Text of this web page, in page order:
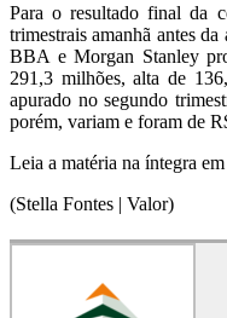
Para o resultado final da
trimestrais amanhã antes
BBA e Morgan Stanley
291,3 milhões, alta de
apurado no segundo
porém, variam e foram de
Leia a matéria na íntegra em
(Stella Fontes | Valor)